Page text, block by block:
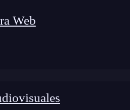
Web
foco en el desarrollo de talento y el